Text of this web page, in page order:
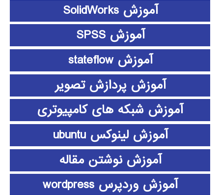
آموزش SolidWorks
آموزش SPSS
آموزش stateflow
آموزش پردازش تصویر
آموزش شبکه های کامپیوتری
آموزش لینوکس ubuntu
آموزش نوشتن مقاله
آموزش وردپرس wordpress